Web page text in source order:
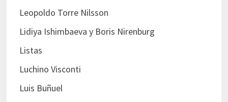
Leopoldo Torre Nilsson
Lidiya Ishimbaeva y Boris Nirenburg
Listas
Luchino Visconti
Luis Buñuel